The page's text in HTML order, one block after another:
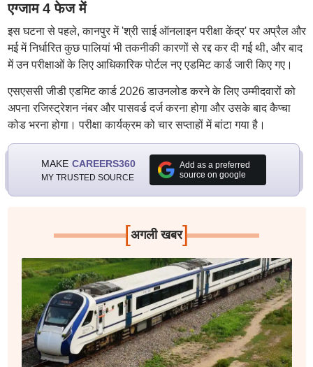
एग्जाम 4 फेज में
इस घटना से पहले, कानपुर में 'श्री साई ऑनलाइन परीक्षा केंद्र' पर अप्रैल और
मई में निर्धारित कुछ पालियां भी तकनीकी कारणों से रद्द कर दी गई थी, और बाद
में उन परीक्षाओं के लिए आधिकारिक पोर्टल नए एडमिट कार्ड जारी किए गए।
एसएससी जीडी एडमिट कार्ड 2026 डाउनलोड करने के लिए उम्मीदवारों को
अपना रजिस्ट्रेशन नंबर और पासवर्ड दर्ज करना होगा और उसके बाद कैप्चा
कोड भरना होगा। परीक्षा कार्यक्रम को चार सप्ताहों में बांटा गया है।
MAKE CAREERS360
MY TRUSTED SOURCE
Add as a preferred
source on google
[अगली खबर]